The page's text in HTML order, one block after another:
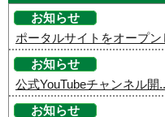
お知らせ
ポータルサイトをオープン
お知らせ
公式YouTubeチャンネル開
お知らせ